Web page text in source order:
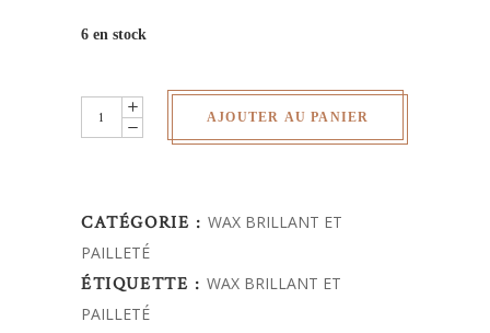
6 en stock
Wax
pailletés
yard
quantity
AJOUTER AU PANIER
CATÉGORIE :WAX BRILLANT ET
PAILLETÉ
ÉTIQUETTE :WAX BRILLANT ET
PAILLETÉ